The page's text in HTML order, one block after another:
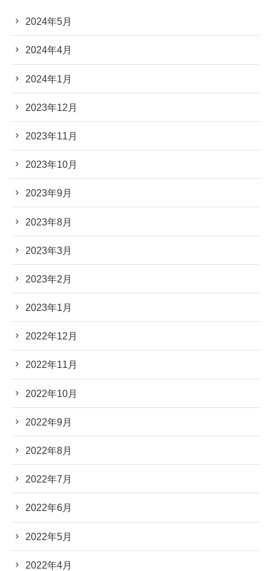
2024年5月
2024年4月
2024年1月
2023年12月
2023年11月
2023年10月
2023年9月
2023年8月
2023年3月
2023年2月
2023年1月
2022年12月
2022年11月
2022年10月
2022年9月
2022年8月
2022年7月
2022年6月
2022年5月
2022年4月